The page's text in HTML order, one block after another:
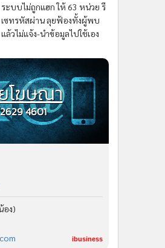
ระบบไม่ถูกแฮก ให้ 63 หน่วย รี
เซทรหัสผ่าน ลุยฟ้องทั้งผู้พบ
แล้วไม่แจ้ง-นำข้อมูลไปใช้เอง
โฆษณา
4601
อง)
ibusiness